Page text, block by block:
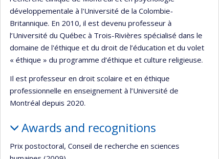
développementale à l'Université de la Colombie-
Britannique. En 2010, il est devenu professeur à
l’Université du Québec à Trois-Rivières spécialisé dans le
domaine de l'éthique et du droit de l’éducation et du volet
« éthique » du programme d’éthique et culture religieuse.
Il est professeur en droit scolaire et en éthique
professionnelle en enseignement à l’Université de
Montréal depuis 2020.
Awards and recognitions
Prix postoctoral, Conseil de recherche en sciences